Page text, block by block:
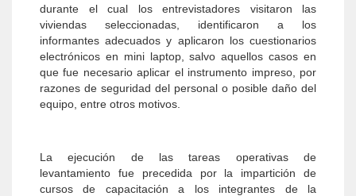
durante el cual los entrevistadores visitaron las
viviendas seleccionadas, identificaron a los
informantes adecuados y aplicaron los cuestionarios
electrónicos en mini laptop, salvo aquellos casos en
que fue necesario aplicar el instrumento impreso, por
razones de seguridad del personal o posible daño del
equipo, entre otros motivos.
La ejecución de las tareas operativas de
levantamiento fue precedida por la impartición de
cursos de capacitación a los integrantes de la